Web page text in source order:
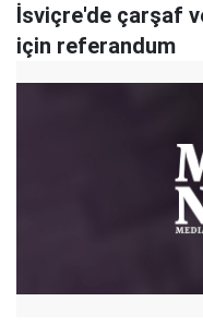
İsviçre'de çarşaf
için referandum